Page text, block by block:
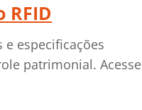
e especificações
patrimonial. Acesse